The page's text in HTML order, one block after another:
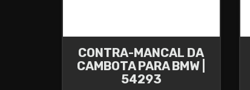
CONTRA-MANCAL DA
CAMBOTA PARA BMW |
54293